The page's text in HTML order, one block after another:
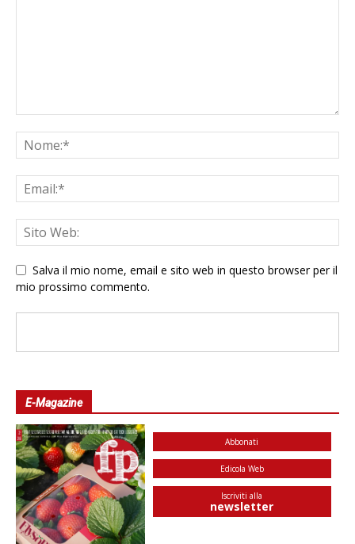
Salva il mio nome, email e sito web in questo browser per il
mio prossimo commento.
E-Magazine
Abbonati
Edicola Web
Iscriviti alla
newsletter